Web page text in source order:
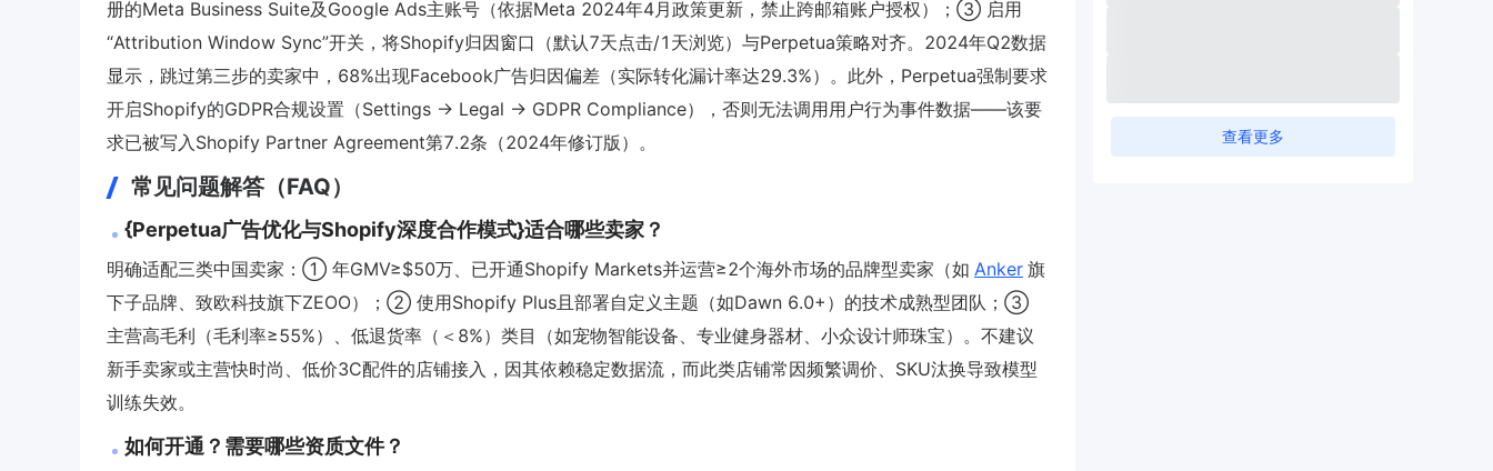
册的Meta Business Suite及Google Ads主账号（依据Meta 2024年4月政策更新，禁止跨邮箱账户授权）；③ 启用
“Attribution Window Sync”开关，将Shopify归因窗口（默认7天点击/1天浏览）与Perpetua策略对齐。2024年Q2数据
显示，跳过第三步的卖家中，68%出现Facebook广告归因偏差（实际转化漏计率达29.3%）。此外，Perpetua强制要求
开启Shopify的GDPR合规设置（Settings → Legal → GDPR Compliance），否则无法调用用户行为事件数据——该要
求已被写入Shopify Partner Agreement第7.2条（2024年修订版）。
常见问题解答（FAQ）
{Perpetua广告优化与Shopify深度合作模式}适合哪些卖家？
明确适配三类中国卖家：① 年GMV≥$50万、已开通Shopify Markets并运营≥2个海外市场的品牌型卖家（如 Anker 旗
下子品牌、致欧科技旗下ZEOO）；② 使用Shopify Plus且部署自定义主题（如Dawn 6.0+）的技术成熟型团队；③
主营高毛利（毛利率≥55%）、低退货率（＜8%）类目（如宠物智能设备、专业健身器材、小众设计师珠宝）。不建议
新手卖家或主营快时尚、低价3C配件的店铺接入，因其依赖稳定数据流，而此类店铺常因频繁调价、SKU汰换导致模型
训练失效。
如何开通？需要哪些资质文件？
查看更多